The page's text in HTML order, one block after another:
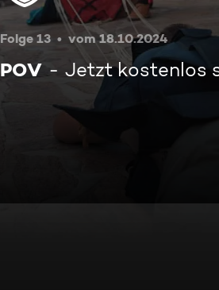
Folge 13 vom 18.10.2024
Jetzt kostenlos